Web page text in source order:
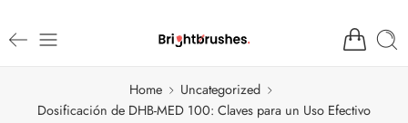
Home
Uncategorized
Dosificación de DHB-MED 100: Claves para un Uso Efectivo